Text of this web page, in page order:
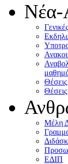
Νέα-
Γενικές
Μέλη
ΕΔΙΠ